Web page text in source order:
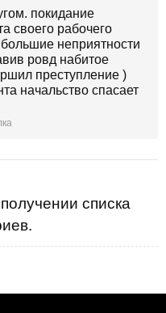
покидание
своего рабочего
неприятности
ровд набитое
преступление )
начальство спасает
списка